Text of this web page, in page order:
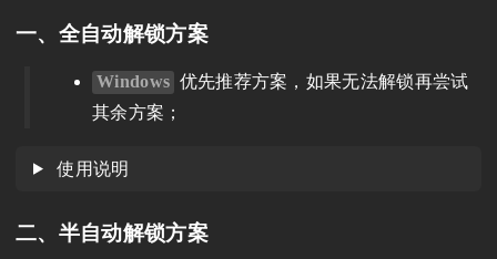
一、全自动解锁方案
Windows 优先推荐方案，如果无法解锁再尝试
其余方案；
使用说明
二、半自动解锁方案